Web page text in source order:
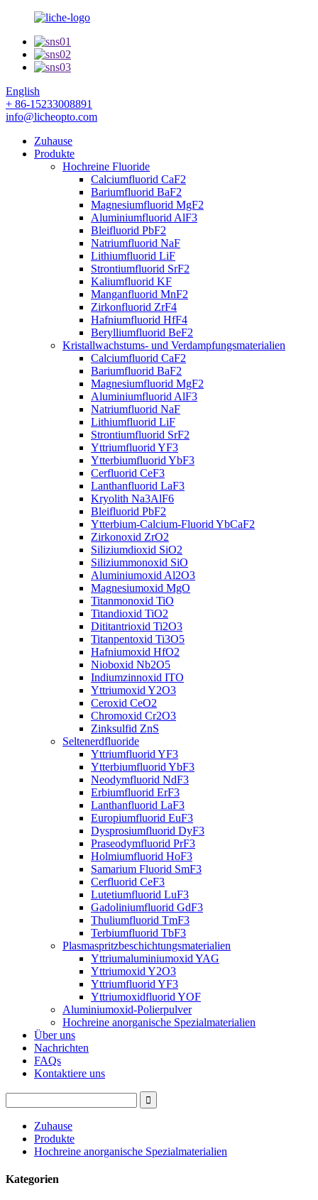
English
+ 86-15233008891
info@licheopto.com
Zuhause
Produkte
Hochreine Fluoride
Calciumfluorid CaF2
Bariumfluorid BaF2
Magnesiumfluorid MgF2
Aluminiumfluorid AlF3
Bleifluorid PbF2
Natriumfluorid NaF
Lithiumfluorid LiF
Strontiumfluorid SrF2
Kaliumfluorid KF
Manganfluorid MnF2
Zirkonfluorid ZrF4
Hafniumfluorid HfF4
Berylliumfluorid BeF2
Kristallwachstums- und Verdampfungsmaterialien
Calciumfluorid CaF2
Bariumfluorid BaF2
Magnesiumfluorid MgF2
Aluminiumfluorid AlF3
Natriumfluorid NaF
Lithiumfluorid LiF
Strontiumfluorid SrF2
Yttriumfluorid YF3
Ytterbiumfluorid YbF3
Cerfluorid CeF3
Lanthanfluorid LaF3
Kryolith Na3AlF6
Bleifluorid PbF2
Ytterbium-Calcium-Fluorid YbCaF2
Zirkonoxid ZrO2
Siliziumdioxid SiO2
Siliziummonoxid SiO
Aluminiumoxid Al2O3
Magnesiumoxid MgO
Titanmonoxid TiO
Titandioxid TiO2
Dititantrioxid Ti2O3
Titanpentoxid Ti3O5
Hafniumoxid HfO2
Nioboxid Nb2O5
Indiumzinnoxid ITO
Yttriumoxid Y2O3
Ceroxid CeO2
Chromoxid Cr2O3
Zinksulfid ZnS
Seltenerdfluoride
Yttriumfluorid YF3
Ytterbiumfluorid YbF3
Neodymfluorid NdF3
Erbiumfluorid ErF3
Lanthanfluorid LaF3
Europiumfluorid EuF3
Dysprosiumfluorid DyF3
Praseodymfluorid PrF3
Holmiumfluorid HoF3
Samarium Fluorid SmF3
Cerfluorid CeF3
Lutetiumfluorid LuF3
Gadoliniumfluorid GdF3
Thuliumfluorid TmF3
Terbiumfluorid TbF3
Plasmaspritzbeschichtungsmaterialien
Yttriumaluminiumoxid YAG
Yttriumoxid Y2O3
Yttriumfluorid YF3
Yttriumoxidfluorid YOF
Aluminiumoxid-Polierpulver
Hochreine anorganische Spezialmaterialien
Über uns
Nachrichten
FAQs
Kontaktiere uns
Zuhause
Produkte
Hochreine anorganische Spezialmaterialien
Kategorien